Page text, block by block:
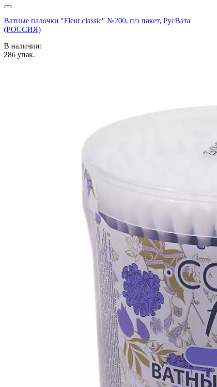
Ватные палочки "Fleur classic" №200, п/э пакет, РусВата
(РОССИЯ)
В наличии:
286 упак.